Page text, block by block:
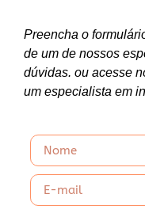
Preencha o
de um de nossos
dúvidas. ou acesse
um especialista em